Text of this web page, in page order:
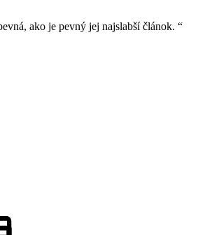
ako je pevný jej najslabší­ článok.